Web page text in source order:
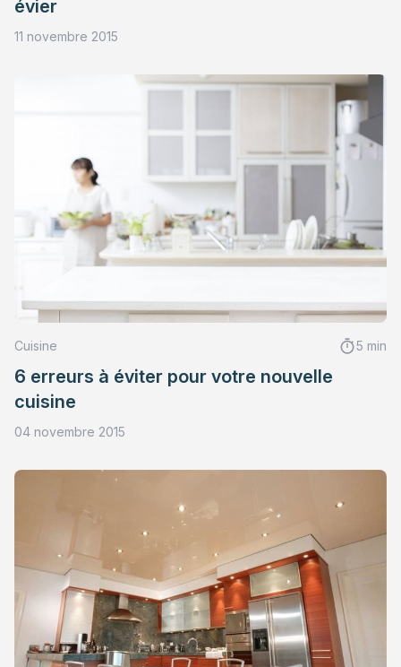
évier
11 novembre 2015
Cuisine 5 min
6 erreurs à éviter pour votre nouvelle
cuisine
04 novembre 2015